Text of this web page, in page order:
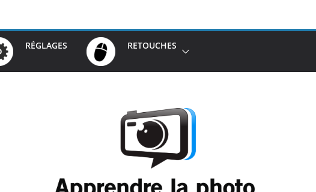
RÉGLAGES RETOUCHES